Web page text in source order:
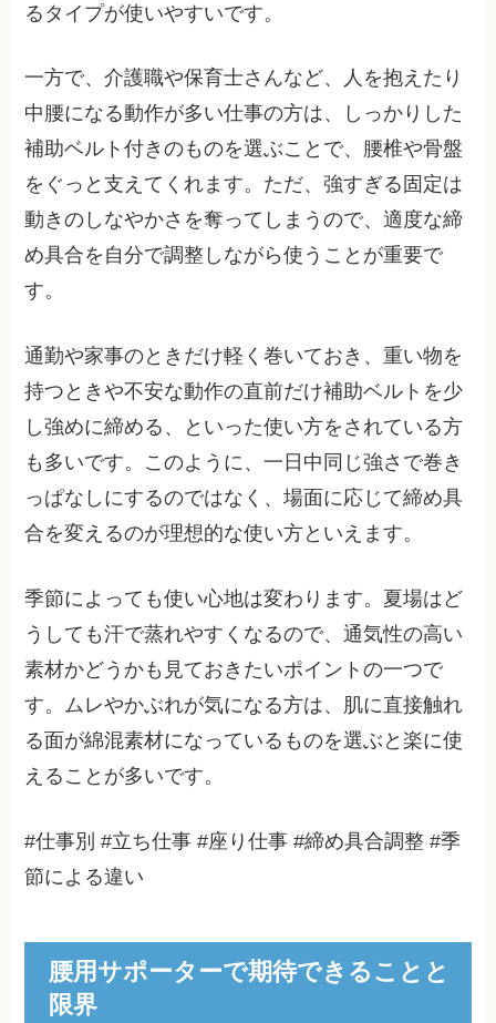
るタイプが使いやすいです。
一方で、介護職や保育士さんなど、人を抱えたり
中腰になる動作が多い仕事の方は、しっかりした
補助ベルト付きのものを選ぶことで、腰椎や骨盤
をぐっと支えてくれます。ただ、強すぎる固定は
動きのしなやかさを奪ってしまうので、適度な締
め具合を自分で調整しながら使うことが重要で
す。
通勤や家事のときだけ軽く巻いておき、重い物を
持つときや不安な動作の直前だけ補助ベルトを少
し強めに締める、といった使い方をされている方
も多いです。このように、一日中同じ強さで巻き
っぱなしにするのではなく、場面に応じて締め具
合を変えるのが理想的な使い方といえます。
季節によっても使い心地は変わります。夏場はど
うしても汗で蒸れやすくなるので、通気性の高い
素材かどうかも見ておきたいポイントの一つで
す。ムレやかぶれが気になる方は、肌に直接触れ
る面が綿混素材になっているものを選ぶと楽に使
えることが多いです。
#仕事別 #立ち仕事 #座り仕事 #締め具合調整 #季
節による違い
腰用サポーターで期待できることと
限界